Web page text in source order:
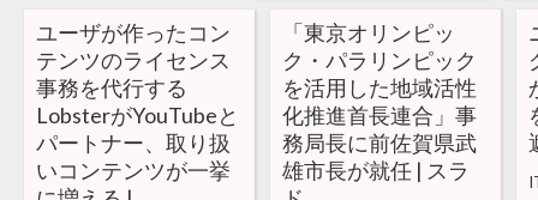
ユーザが作ったコン
テンツのライセンス
事務を代行する
LobsterがYouTubeと
パートナー、取り扱
いコンテンツが一挙
「東京オリンピッ
ク・パラリンピック
を活用した地域活性
化推進首長連合」事
務局長に前佐賀県武
雄市長が就任 | スラ